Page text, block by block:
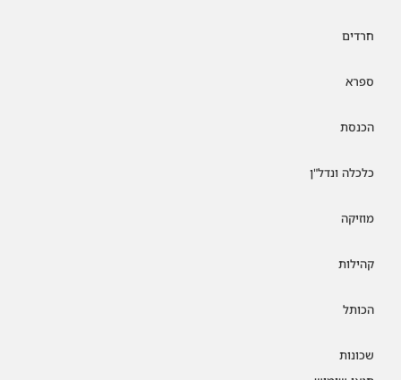
חרדים
ספרא
הכנסת
כלכלה ונדל"ן
מוזיקה
קהילות
הכותל
שכונות